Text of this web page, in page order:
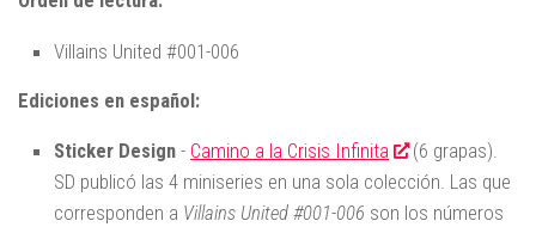
Villains United #001-006
Ediciones en español:
Sticker Design - Camino a la Crisis Infinita
(6 grapas).
SD publicó las 4 miniseries en una sola colección. Las que
corresponden a Villains United #001-006 son los números